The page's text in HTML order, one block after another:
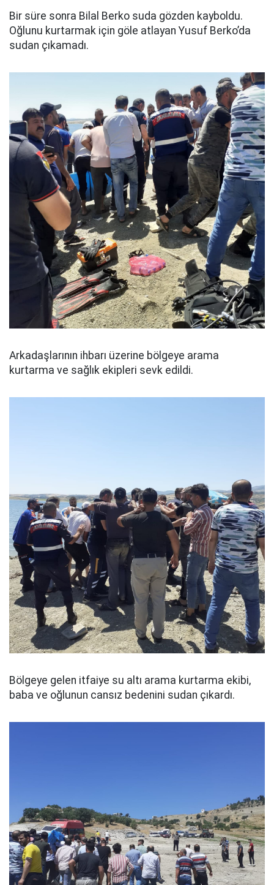
Bir süre sonra Bilal Berko suda gözden kayboldu.
Oğlunu kurtarmak için göle atlayan Yusuf Berko’da
sudan çıkamadı.
Arkadaşlarının ihbarı üzerine bölgeye arama
kurtarma ve sağlık ekipleri sevk edildi.
Bölgeye gelen itfaiye su altı arama kurtarma ekibi,
baba ve oğlunun cansız bedenini sudan çıkardı.